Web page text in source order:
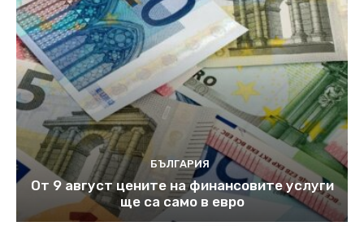
БЪЛГАРИЯ
От 9 август цените на финансовите услуги
ще са само в евро